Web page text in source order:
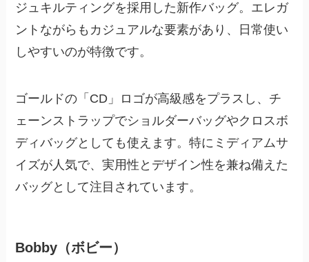
ジュキルティングを採用した新作バッグ。エレガ
ントながらもカジュアルな要素があり、日常使い
しやすいのが特徴です。
ゴールドの「CD」ロゴが高級感をプラスし、チ
ェーンストラップでショルダーバッグやクロスボ
ディバッグとしても使えます。特にミディアムサ
イズが人気で、実用性とデザイン性を兼ね備えた
バッグとして注目されています。
Bobby（ボビー）